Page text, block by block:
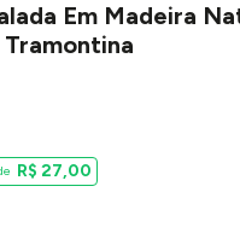
Em Madeira
R$ 27,00